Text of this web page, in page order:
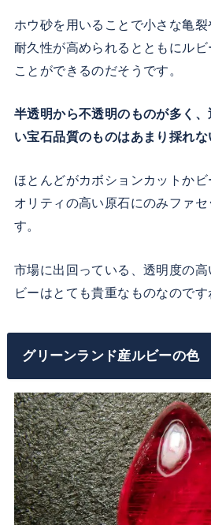
ホウ砂を用いることで小さな亀裂
耐久性が高められるとともにル
ことができるのだそうです。
半透明から不透明のものが多く
い宝石品質のものはあまり採れ
ほとんどがカボションカットか
オリティの高い原石にのみファ
す。
市場に出回っている、透明度の
ビーはとても貴重なものなのです
グリーンランド産ルビーの色